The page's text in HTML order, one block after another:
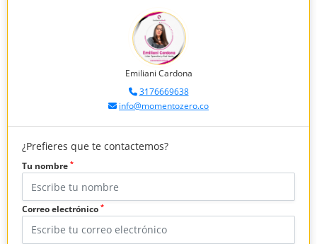
Emiliani Cardona
3176669638
info@momentozero.co
¿Prefieres que te contactemos?
Tu nombre *
Correo electrónico *